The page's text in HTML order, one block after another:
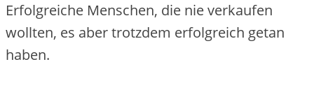
Erfolgreiche Menschen, die nie verkaufen
wollten, es aber trotzdem erfolgreich getan
haben.